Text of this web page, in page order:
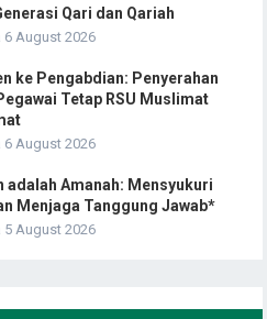
Qari dan Qariah
August 2026
ke Pengabdian: Penyerahan
Tetap RSU Muslimat
August 2026
adalah Amanah: Mensyukuri
Menjaga Tanggung Jawab*
August 2026